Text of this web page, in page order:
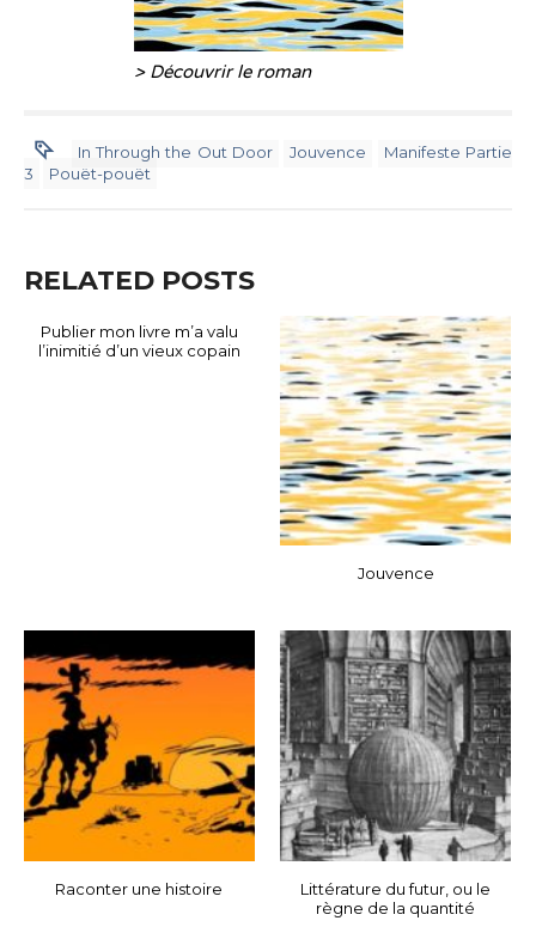
> Découvrir le roman
In Through the Out Door Jouvence
Manifeste Partie
3
Pouët-pouët
RELATED POSTS
Publier mon livre m’a valu
l’inimitié d’un vieux copain
Jouvence
Raconter une histoire
Littérature du futur, ou le
règne de la quantité